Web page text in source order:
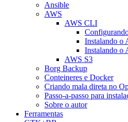
Ansible
AWS
AWS CLI
Instalando o
Instalando o
AWS S3
Borg Backup
Conteineres e Docker
Criando mala direta no
Passo-a-passo para
Sobre o autor
Ferramentas